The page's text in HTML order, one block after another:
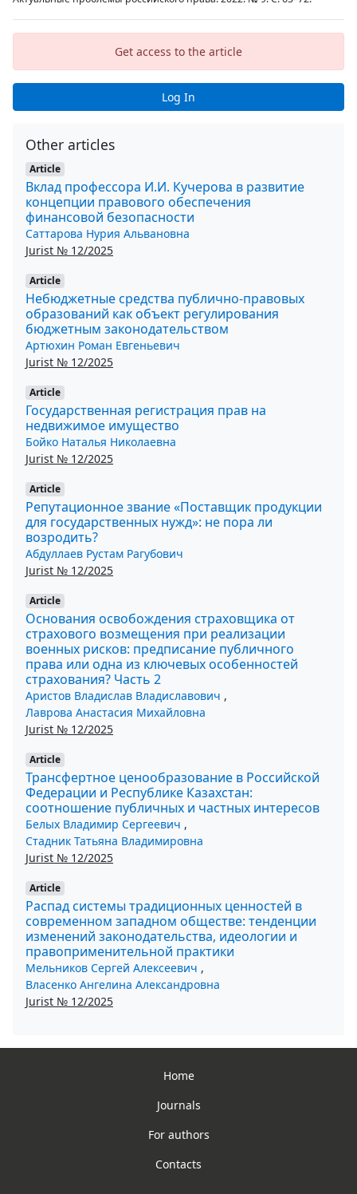
Get access to the article
Log In
Other articles
Article
Вклад профессора И.И. Кучерова в развитие
концепции правового обеспечения
финансовой безопасности
Саттарова Нурия Альвановна
Jurist № 12/2025
Article
Небюджетные средства публично-правовых
образований как объект регулирования
бюджетным законодательством
Артюхин Роман Евгеньевич
Jurist № 12/2025
Article
Государственная регистрация прав на
недвижимое имущество
Бойко Наталья Николаевна
Jurist № 12/2025
Article
Репутационное звание «Поставщик продукции
для государственных нужд»: не пора ли
возродить?
Абдуллаев Рустам Рагубович
Jurist № 12/2025
Article
Основания освобождения страховщика от
страхового возмещения при реализации
военных рисков: предписание публичного
права или одна из ключевых особенностей
страхования? Часть 2
Аристов Владислав Владиславович ,
Лаврова Анастасия Михайловна
Jurist № 12/2025
Article
Трансфертное ценообразование в Российской
Федерации и Республике Казахстан:
соотношение публичных и частных интересов
Белых Владимир Сергеевич ,
Стадник Татьяна Владимировна
Jurist № 12/2025
Article
Распад системы традиционных ценностей в
современном западном обществе: тенденции
изменений законодательства, идеологии и
правоприменительной практики
Мельников Сергей Алексеевич ,
Власенко Ангелина Александровна
Jurist № 12/2025
Home
Journals
For authors
Contacts